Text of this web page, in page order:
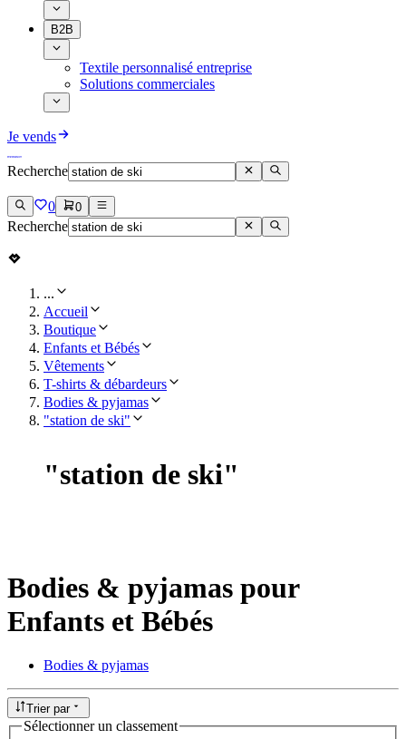
B2B
Textile personnalisé entreprise
Solutions commerciales
Je vends
Recherche
0 0
Recherche
...
Accueil
Boutique
Enfants et Bébés
Vêtements
T-shirts & débardeurs
Bodies & pyjamas
"station de ski"
"station de ski"
Bodies & pyjamas pour
Enfants et Bébés
Bodies & pyjamas
Trier par
Sélectionner un classement